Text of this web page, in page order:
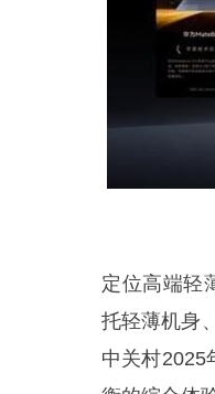
定位高端轻
托轻薄机身
中关村2025